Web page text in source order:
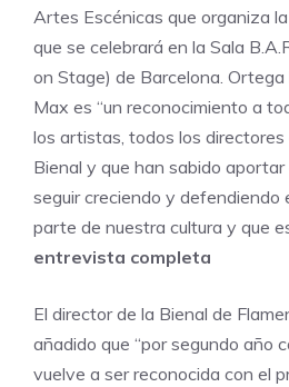
Artes Escénicas que organiza
que se celebrará en la Sala
on Stage) de Barcelona.
Max es “un reconocimiento a
los artistas, todos los
Bienal y que han sabido
seguir creciendo y defendiendo
parte de nuestra cultura y que
entrevista completa
El director de la Bienal de
añadido que “por segundo año
vuelve a ser reconocida con el